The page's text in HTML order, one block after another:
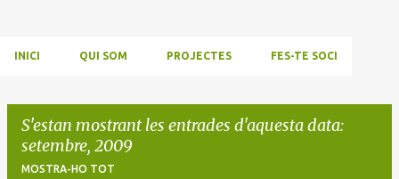
INICI QUI SOM PROJECTES FES-TE SOCI
S'estan mostrant les entrades d'aquesta data:
setembre, 2009
MOSTRA-HO TOT